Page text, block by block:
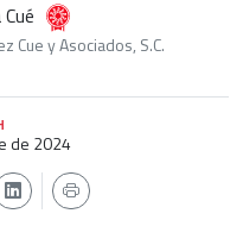
Cue y Asociados, S.C.
de 2024